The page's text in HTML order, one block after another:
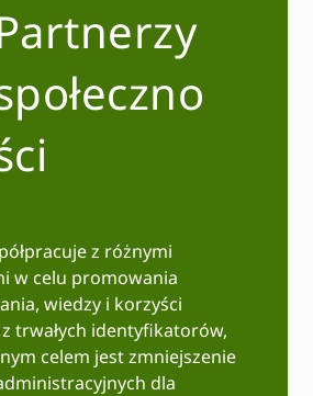
z różnymi
w celu promowania
wiedzy i korzyści
z trwałych identyfikatorów,
celem jest zmniejszenie
dla